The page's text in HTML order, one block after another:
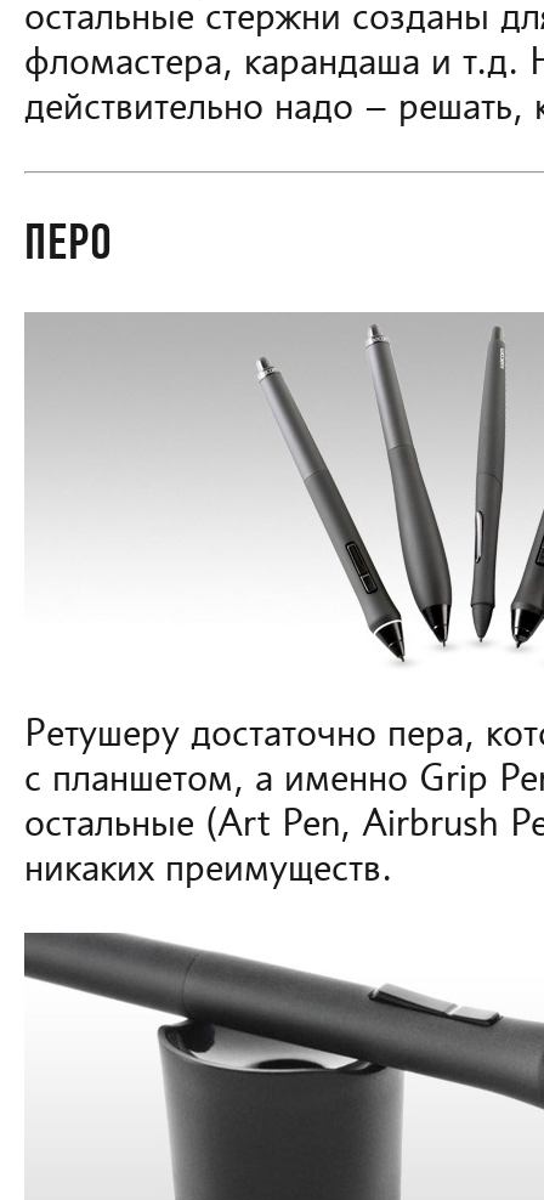
остальные стержни созданы
фломастера, карандаша и т.д.
действительно надо – решать,
ПЕРО
Ретушеру достаточно пера,
с планшетом, а именно Grip
остальные (Art Pen, Airbrush
никаких преимуществ.